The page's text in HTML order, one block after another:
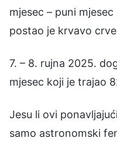
mjesec – puni
postao je krvavo
7. – 8. rujna 2025.
mjesec koji je trajao
Jesu li ovi
samo astronomski